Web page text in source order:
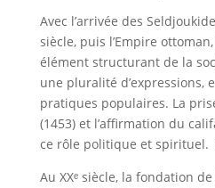
Avec l’arrivée des
siècle, puis l’Empire
élément structurant de la
une pluralité d’expressions,
pratiques populaires. La
(1453) et l’affirmation du
ce rôle politique et
Au XXᵉ siècle, la fondation